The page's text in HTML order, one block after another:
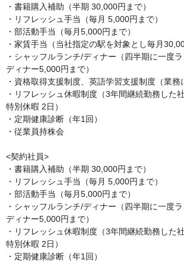
・書籍購入補助（半期 30,000円まで）
・リフレッシュ手当（毎月 5,000円まで）
・部活動手当（毎月5,000円まで）
・家賃手当（当社指定の駅を対象とし毎月
・シャッフルランチ/ディナー（四半期に一度ラ
ディナー5,000円まで）
・資格取得支援制度、英語学習支援制度（業務
・リフレッシュ休暇制度（3年間継続勤務した
特別休暇 2日）
・定期健康診断（年1回）
・従業員持株会
<契約社員>
・書籍購入補助（半期 30,000円まで）
・リフレッシュ手当（毎月 5,000円まで）
・部活動手当（毎月5,000円まで）
・シャッフルランチ/ディナー（四半期に一度ラ
ディナー5,000円まで）
・リフレッシュ休暇制度（3年間継続勤務した
特別休暇 2日）
・定期健康診断（年1回）